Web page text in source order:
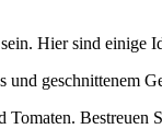
Hier sind einige
geschnittenem
Bestreuen